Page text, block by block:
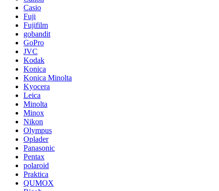
Casio
Fuji
Fujifilm
gobandit
GoPro
JVC
Kodak
Konica
Konica Minolta
Kyocera
Leica
Minolta
Minox
Nikon
Olympus
Oplader
Panasonic
Pentax
polaroid
Praktica
QUMOX